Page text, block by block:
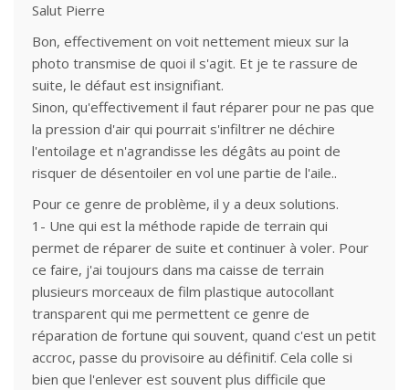
Salut Pierre
Bon, effectivement on voit nettement mieux sur la
photo transmise de quoi il s'agit. Et je te rassure de
suite, le défaut est insignifiant.
Sinon, qu'effectivement il faut réparer pour ne pas que
la pression d'air qui pourrait s'infiltrer ne déchire
l'entoilage et n'agrandisse les dégâts au point de
risquer de désentoiler en vol une partie de l'aile..
Pour ce genre de problème, il y a deux solutions.
1- Une qui est la méthode rapide de terrain qui
permet de réparer de suite et continuer à voler. Pour
ce faire, j'ai toujours dans ma caisse de terrain
plusieurs morceaux de film plastique autocollant
transparent qui me permettent ce genre de
réparation de fortune qui souvent, quand c'est un petit
accroc, passe du provisoire au définitif. Cela colle si
bien que l'enlever est souvent plus difficile que